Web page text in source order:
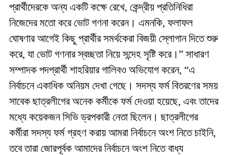
প্রার্থীদেরকে অন্য একটি কক্ষে রেখে, কেন্দ্রীয় প্রতিনিধিরা
নিজেদের মতো করে ভোট গণনা করেন। এমনকি, ফলাফল
ঘোষণার আগেই কিছু প্রার্থীর সমর্থকেরা বিজয়ী স্লোগান দিতে শুরু
করে, যা ভোট গণনার স্বচ্ছতা নিয়ে সন্দেহ সৃষ্টি করে।” সাধারণ
সম্পাদক পদপ্রার্থী শাহরিয়ার গালিবও অভিযোগ করেন, “এ
নির্বাচনে একাধিক অনিয়ম দেখা গেছে। সদস্য ফর্ম বিতরণের সময়
সাবেক ছাত্রলীগের অনেক কর্মীকে ফর্ম দেওয়া হয়েছে, এবং তাদের
মধ্যে কয়েকজন সিভি ড্রপকারী নেতা ছিলেন। ছাত্রলীগের
কর্মীরা সদস্য ফর্ম গ্রহণ করায় আমরা নির্বাচনে অংশ নিতে চাইনি,
তবে তারা জোরপূর্বক আমাদের নির্বাচনে অংশ নিতে বাধ্য